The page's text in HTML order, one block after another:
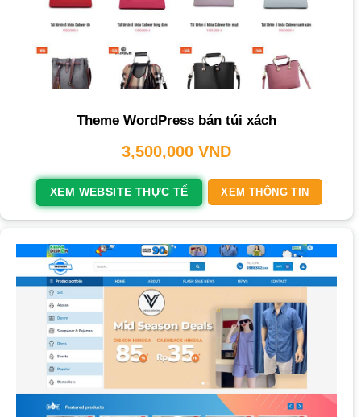
Theme WordPress bán túi xách
3,500,000 VND
XEM WEBSITE THỰC TẾ XEM THÔNG TIN